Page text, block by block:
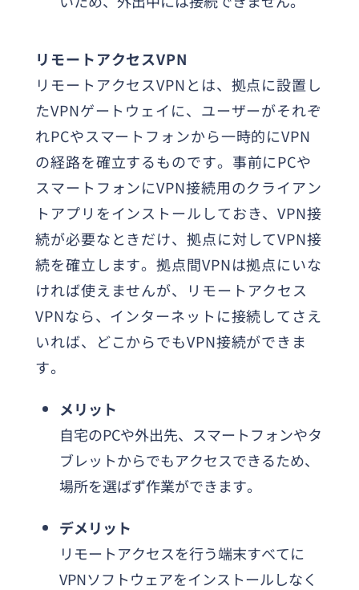
リモートアクセスVPN
リモートアクセスVPNとは、拠点に設置し
たVPNゲートウェイに、ユーザーがそれぞ
れPCやスマートフォンから一時的にVPN
の経路を確立するものです。事前にPCや
スマートフォンにVPN接続用のクライアン
トアプリをインストールしておき、VPN接
続が必要なときだけ、拠点に対してVPN接
続を確立します。拠点間VPNは拠点にいな
ければ使えませんが、リモートアクセス
VPNなら、インターネットに接続してさえ
いれば、どこからでもVPN接続ができま
す。
メリット
自宅のPCや外出先、スマートフォンやタ
ブレットからでもアクセスできるため、
場所を選ばず作業ができます。
デメリット
リモートアクセスを行う端末すべてに
VPNソフトウェアをインストールしなく